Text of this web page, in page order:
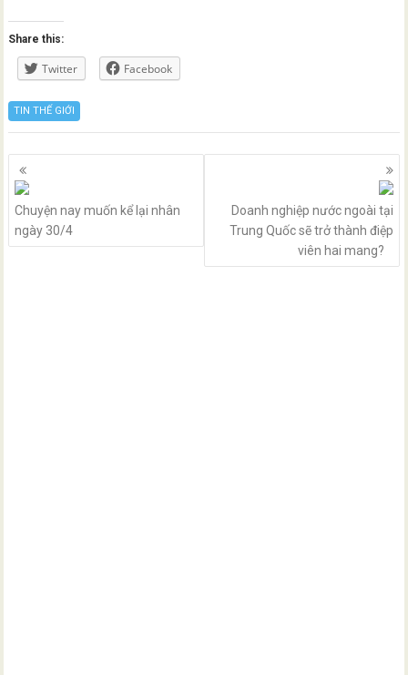
Share this:
Twitter Facebook
TIN THẾ GIỚI
Posts
navigation
Chuyện nay muốn kể lại nhân
ngày 30/4
Doanh nghiệp nước ngoài tại
Trung Quốc sẽ trở thành điệp
viên hai mang?